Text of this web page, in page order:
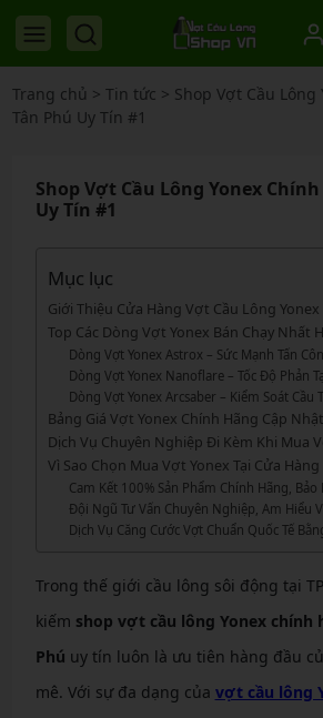
Trang chủ > Tin tức > Shop Vợt Cầu Lông
Tân Phú Uy Tín #1
Shop Vợt Cầu Lông Yonex
Uy Tín #1
Mục lục
Giới Thiệu Cửa Hàng Vợt Cầu Lông Yonex
Top Các Dòng Vợt Yonex Bán Chạy Nhất
Dòng Vợt Yonex Astrox – Sức Mạnh Tấn
Dòng Vợt Yonex Nanoflare – Tốc Độ Phản
Dòng Vợt Yonex Arcsaber – Kiểm Soát Cầu
Bảng Giá Vợt Yonex Chính Hãng Cập
Dịch Vụ Chuyên Nghiệp Đi Kèm Khi Mua
Vì Sao Chọn Mua Vợt Yonex Tại Cửa Hàng
Cam Kết 100% Sản Phẩm Chính Hãng,
Đội Ngũ Tư Vấn Chuyên Nghiệp, Am Hiểu
Dịch Vụ Căng Cước Vợt Chuẩn Quốc Tế
Trong thế giới cầu lông sôi động tại
kiếm shop vợt cầu lông Yonex chính
Phú uy tín luôn là ưu tiên hàng đầu
mê. Với sự đa dạng của vợt cầu lông